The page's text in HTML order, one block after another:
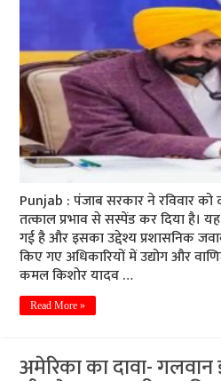
Punjab : पंजाब सरकार ने रविवार को
तत्काल प्रभाव से सस्पेंड कर दिया है।
गई है और इसका उद्देश्य प्रशासनिक
किए गए अधिकारियों में उद्योग और
कमल किशोर यादव …
Read More »
अमेरिका का दावा-